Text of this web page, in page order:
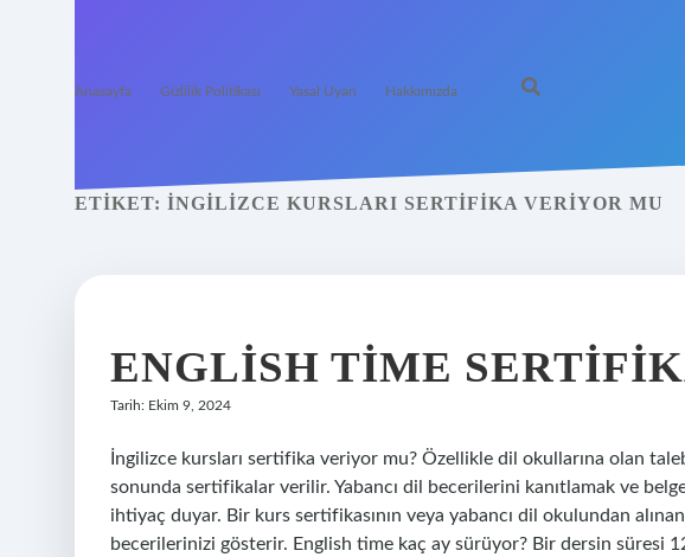
Anasayfa Gizlilik Politikası Yasal Uyarı Hakkımızda
ETIKET: İNGILIZCE KURSLARI SERTIFIKA VERIYOR MU
ENGLISH TIME
Tarih: Ekim 9, 2024
İngilizce kursları sertifika veriyor mu? Özellikle dil okullarına olan
sonunda sertifikalar verilir. Yabancı dil becerilerini kanıtlamak ve
ihtiyaç duyar. Bir kurs sertifikasının veya yabancı dil okulundan
becerilerinizi gösterir. English time kaç ay sürüyor? Bir dersin süresi